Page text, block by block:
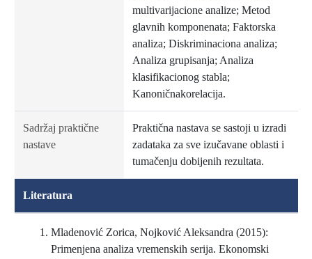
multivarijacione analize; Metod
glavnih komponenata; Faktorska
analiza; Diskriminaciona analiza;
Analiza grupisanja; Analiza
klasifikacionog stabla;
Kanoničnakorelacija.
Sadržaj praktične
nastave
Praktična nastava se sastoji u izradi
zadataka za sve izučavane oblasti i
tumačenju dobijenih rezultata.
Literatura
Mladenović Zorica, Nojković Aleksandra (2015):
Primenjena analiza vremenskih serija. Ekonomski